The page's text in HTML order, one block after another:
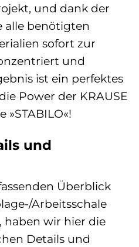
und dank der
alle benötigten
sofort zur
und
ist ein perfektes
Power der KRAUSE
»STABILO«!
und
Überblick
Arbeitsschale
haben wir hier die
Details und